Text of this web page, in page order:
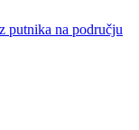
putnika na području